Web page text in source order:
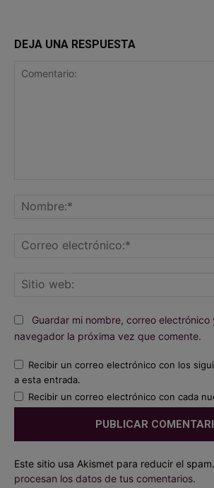
DEJA UNA RESPUESTA
Guardar mi nombre, correo
navegador la próxima vez que comente.
Recibir un correo electrónico con los
a esta entrada.
Recibir un correo electrónico con cada
Este sitio usa Akismet para reducir el spam.
procesan los datos de tus comentarios.